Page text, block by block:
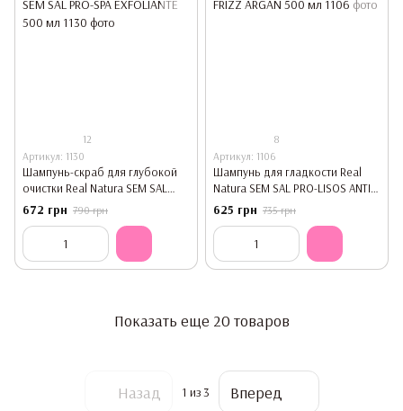
12
Артикул: 1130
Шампунь-скраб для глубокой
очистки Real Natura SEM SAL
PRO-SPA EXFOLIANTE 500 мл
672 грн 790 грн
8
Артикул: 1106
Шампунь для гладкости Real
Natura SEM SAL PRO-LISOS ANTI
FRIZZ ARGAN 500 мл
625 грн 735 грн
Показать еще 20 товаров
Назад 1 из 3 Вперед